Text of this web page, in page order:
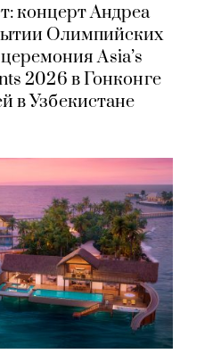
концерт Андреа
Олимпийских
Asia’s
2026 в Гонконге
в Узбекистане